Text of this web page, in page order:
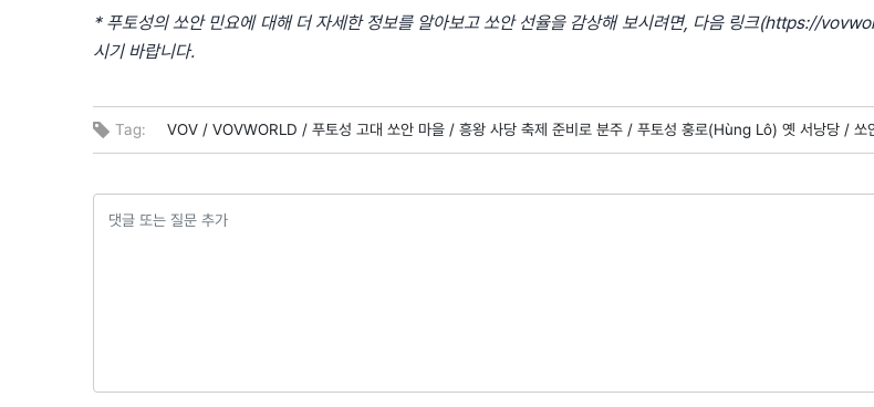
* 푸토성의 쏘안 민요에 대해 더 자세한 정보를 알아보고 쏘안 선율을 감상해 보시려면, 다음 링크(https://
시기 바랍니다.
Tag: VOV / VOVWORLD / 푸토성 고대 쏘안 마을 / 흥왕 사당 축제 준비로 분주 / 푸토성 훙로(Hùng Lô) 옛 서낭당 / 쏘